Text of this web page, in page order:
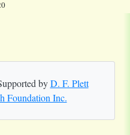
byD. F. Plett
Foundation Inc.